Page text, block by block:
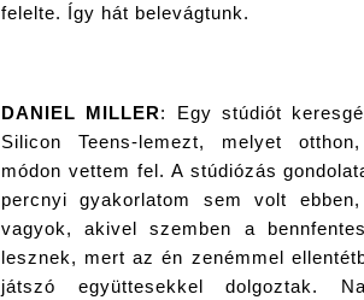
felelte. Így hát belevágtunk.
DANIEL MILLER: Egy stúdiót
Silicon Teens-lemezt, melyet
módon vettem fel. A stúdiózás
percnyi gyakorlatom sem volt
vagyok, akivel szemben a
lesznek, mert az én zenémmel
játszó együttesekkel dolgoztak.